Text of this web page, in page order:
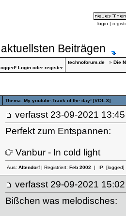
login |
Beiträgen
Loginoder register
technoforum.de» Die
Thema: My youtube-Track of the day! [VOL.3]
verfasst 23-09-2021
Perfekt zum Entspannen:
Vanbur - In cold light
Aus: Altendorf| Registriert: Feb 2002| IP: [logged]
verfasst 29-09-2021
Bißchen was melodisches: